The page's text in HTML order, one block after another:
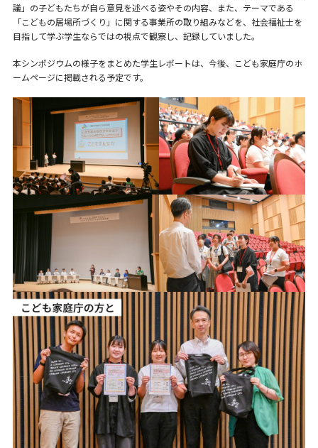
議」の子どもたちが自ら意見を述べる姿やその内容、また、テーマである
「こどもの居場所づくり」に関する事業所の取り組みなどを、社会福祉士を
目指して学ぶ学生ならではの視点で観察し、記録していました。
本シンポジウムの様子をまとめた学生レポートは、今後、こども家庭庁のホ
ームページに掲載される予定です。